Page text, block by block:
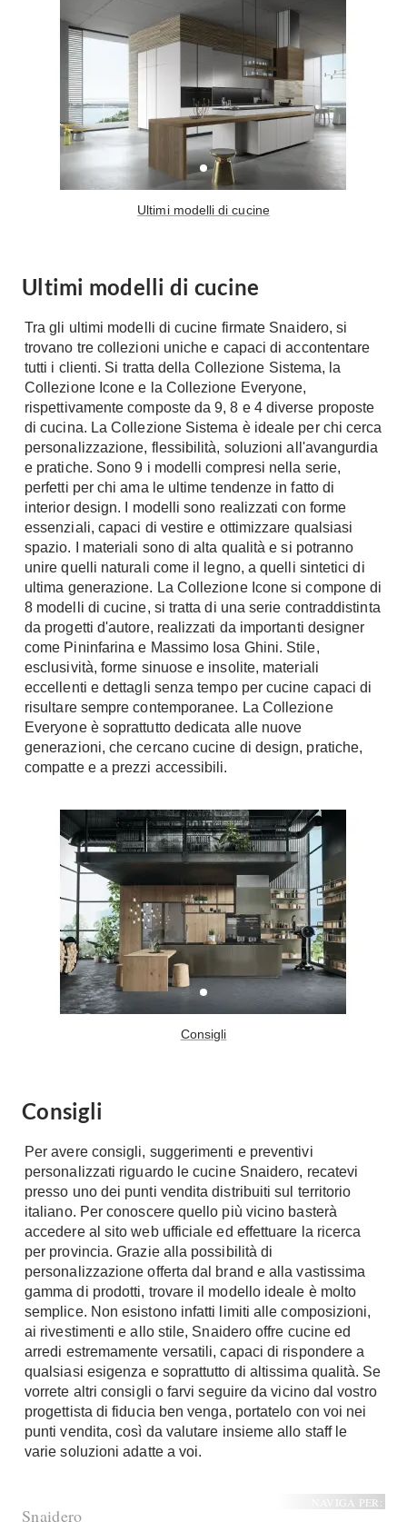
Ultimi modelli di cucine
Ultimi modelli di cucine
Tra gli ultimi modelli di cucine firmate Snaidero, si
trovano tre collezioni uniche e capaci di accontentare
tutti i clienti. Si tratta della Collezione Sistema, la
Collezione Icone e la Collezione Everyone,
rispettivamente composte da 9, 8 e 4 diverse proposte
di cucina. La Collezione Sistema è ideale per chi cerca
personalizzazione, flessibilità, soluzioni all'avangurdia
e pratiche. Sono 9 i modelli compresi nella serie,
perfetti per chi ama le ultime tendenze in fatto di
interior design. I modelli sono realizzati con forme
essenziali, capaci di vestire e ottimizzare qualsiasi
spazio. I materiali sono di alta qualità e si potranno
unire quelli naturali come il legno, a quelli sintetici di
ultima generazione. La Collezione Icone si compone di
8 modelli di cucine, si tratta di una serie contraddistinta
da progetti d'autore, realizzati da importanti designer
come Pininfarina e Massimo Iosa Ghini. Stile,
esclusività, forme sinuose e insolite, materiali
eccellenti e dettagli senza tempo per cucine capaci di
risultare sempre contemporanee. La Collezione
Everyone è soprattutto dedicata alle nuove
generazioni, che cercano cucine di design, pratiche,
compatte e a prezzi accessibili.
Consigli
Consigli
Per avere consigli, suggerimenti e preventivi
personalizzati riguardo le cucine Snaidero, recatevi
presso uno dei punti vendita distribuiti sul territorio
italiano. Per conoscere quello più vicino basterà
accedere al sito web ufficiale ed effettuare la ricerca
per provincia. Grazie alla possibilità di
personalizzazione offerta dal brand e alla vastissima
gamma di prodotti, trovare il modello ideale è molto
semplice. Non esistono infatti limiti alle composizioni,
ai rivestimenti e allo stile, Snaidero offre cucine ed
arredi estremamente versatili, capaci di rispondere a
qualsiasi esigenza e soprattutto di altissima qualità. Se
vorrete altri consigli o farvi seguire da vicino dal vostro
progettista di fiducia ben venga, portatelo con voi nei
punti vendita, così da valutare insieme allo staff le
varie soluzioni adatte a voi.
NAVIGA PER:
Snaidero